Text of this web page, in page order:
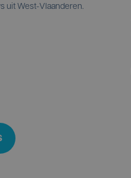
uit West-Vlaanderen.